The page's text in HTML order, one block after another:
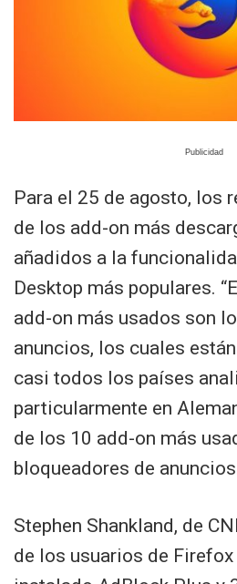
Para el 25 de agosto, los
de los add-on más
añadidos a la
Desktop más populares.
add-on más usados son
anuncios, los cuales
casi todos los países
particularmente en
de los 10 add-on más
bloqueadores de
Stephen Shankland, de
de los usuarios de Firefox